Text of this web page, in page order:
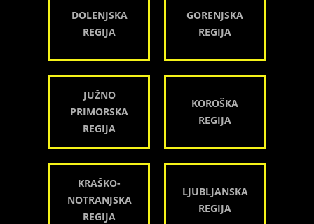
DOLENJSKA
REGIJA
GORENJSKA
REGIJA
JUŽNO
PRIMORSKA
REGIJA
KOROŠKA
REGIJA
KRAŠKO-
NOTRANJSKA
REGIJA
LJUBLJANSKA
REGIJA